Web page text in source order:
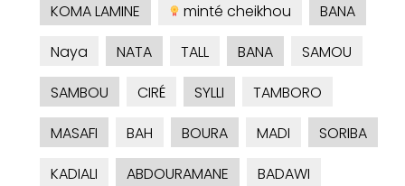
KOMA LAMINE
minté cheikhou
BANA
Naya
NATA TALL BANA
SAMOU
SAMBOU
CIRÉ SYLLI
TAMBORO
MASAFI
BAH BOURA MADI
SORIBA
KADIALI
ABDOURAMANE
BADAWI